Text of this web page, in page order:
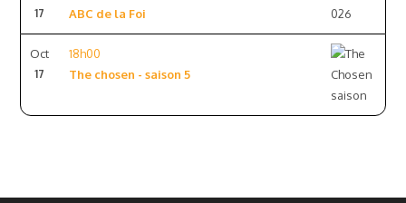
17
ABC de la Foi
Oct
17
18h00
The chosen - saison 5